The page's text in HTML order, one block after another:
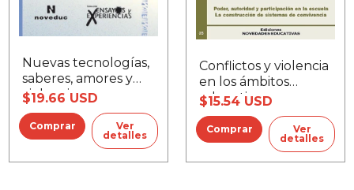
Nuevas tecnologías,
saberes, amores y
violencias
$19.66 USD
Ver
detalles
Conflictos y violencia
en los ámbitos
educativos
$15.54 USD
Ver
detalles